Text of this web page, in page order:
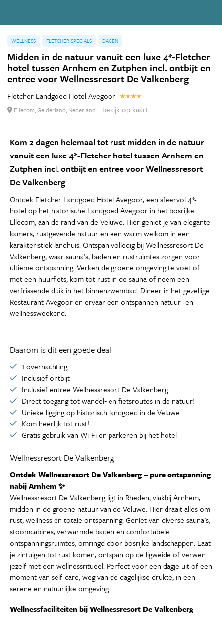
WELLNESS FLETCHER SPECIALS DAGEN
Midden in de natuur vanuit een luxe 4*-Fletcher
hotel tussen Arnhem en Zutphen incl. ontbijt en
entree voor Wellnessresort De Valkenberg
Fletcher Landgoed Hotel Avegoor
Ellecom, Gelderland, Nederland bekijk op kaart
Kom 2 dagen helemaal tot rust midden in de natuur
vanuit een luxe 4*-Fletcher hotel tussen Arnhem en
Zutphen incl. ontbijt en entree voor Wellnessresort
De Valkenberg
Ontdek Fletcher Landgoed Hotel Avegoor, een sfeervol 4*-
hotel op het historische Landgoed Avegoor in het bosrijke
Ellecom, aan de rand van de Veluwe. Hier geniet je van elegante
kamers, rustgevende natuur en een warm welkom in een
karakteristiek landhuis. Ontspan volledig bij Wellnessresort De
Valkenberg, waar sauna’s, baden en rustruimtes zorgen voor
ultieme ontspanning. Verken de groene omgeving te voet of
met een huurfiets, kom tot rust in de sauna of neem een
verfrissende duik in het binnenzwembad. Dineer in het gezellige
Restaurant Avegoor en ervaar een ontspannen natuur- en
wellnessweekend.
Daarom is dit een goede deal
1 overnachting
Inclusief ontbijt
Inclusief entree Wellnessresort De Valkenberg
Direct toegang tot wandel‑ en fietsroutes in de natuur!
Unieke ligging op historisch landgoed in de Veluwe
Kom heerlijk tot rust!
Gratis gebruik van Wi-Fi en parkeren bij het hotel
Wellnessresort De Valkenberg
Ontdek Wellnessresort De Valkenberg – pure ontspanning
nabij Arnhem ✨
Wellnessresort De Valkenberg ligt in Rheden, vlakbij Arnhem,
midden in de groene natuur van de Veluwe. Hier draait alles om
rust, wellness en totale ontspanning. Geniet van diverse sauna’s,
stoomcabines, verwarmde baden en comfortabele
ontspanningsruimtes, omringd door bosrijke landschappen. Laat
je zintuigen tot rust komen, ontspan op de ligweide of verwen
jezelf met een wellnessritueel. Perfect voor een dagje uit of een
moment van self-care, weg van de dagelijkse drukte, in een
serene en natuurlijke omgeving.
Wellnessfaciliteiten bij Wellnessresort De Valkenberg